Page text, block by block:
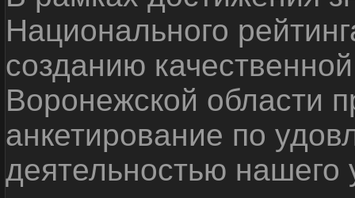
Национального
созданию
Воронежской области
анкетирование по
деятельностью нашего